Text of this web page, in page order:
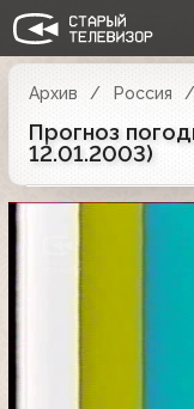
Архив Россия
Прогноз
12.01.2003)